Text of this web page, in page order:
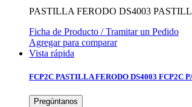
PASTILLA FERODO DS4003
Ficha de Producto / Tramitar un Pedido
Agregar para comparar
Vista rápida
FCP2C PASTILLA FERODO DS4003 FCP2C
Pregúntanos